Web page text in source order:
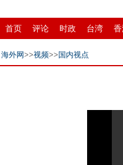
首页 评论 时政 台湾
县域 环保 创投
海外网>>视频>> 国内视点